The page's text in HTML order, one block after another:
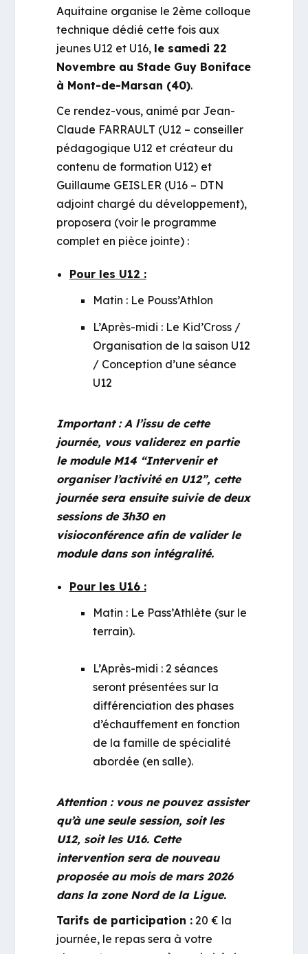
Aquitaine organise le 2ème colloque
technique dédié cette fois aux
jeunes U12 et U16, le samedi 22
Novembre au Stade Guy Boniface
à Mont-de-Marsan (40).
Ce rendez-vous, animé par Jean-
Claude FARRAULT (U12 – conseiller
pédagogique U12 et créateur du
contenu de formation U12) et
Guillaume GEISLER (U16 – DTN
adjoint chargé du développement),
proposera (voir le programme
complet en pièce jointe) :
Pour les U12 :
Matin : Le Pouss’Athlon
L’Après-midi : Le Kid’Cross /
Organisation de la saison U12
/ Conception d’une séance
U12
Important : A l’issu de cette
journée, vous validerez en partie
le module M14 “Intervenir et
organiser l’activité en U12”, cette
journée sera ensuite suivie de deux
sessions de 3h30 en
visioconférence afin de valider le
module dans son intégralité.
Pour les U16 :
Matin : Le Pass’Athlète (sur le
terrain).
L’Après-midi : 2 séances
seront présentées sur la
différenciation des phases
d’échauffement en fonction
de la famille de spécialité
abordée (en salle).
Attention : vous ne pouvez assister
qu’à une seule session, soit les
U12, soit les U16. Cette
intervention sera de nouveau
proposée au mois de mars 2026
dans la zone Nord de la Ligue.
Tarifs de participation : 20 € la
journée, le repas sera à votre